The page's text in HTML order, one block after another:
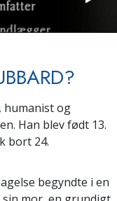
og
Han blev født 13.
bort 24.
begyndte i en